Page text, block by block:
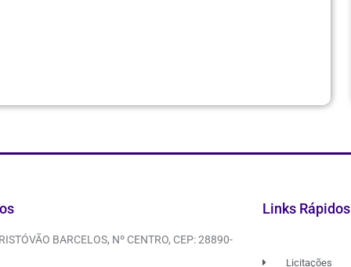
BARCELOS, Nº CENTRO, CEP: 28890-
Links Rápidos
Licitações